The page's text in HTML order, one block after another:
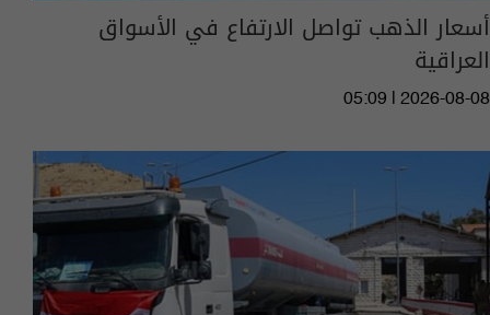
أسعار الذهب تواصل الارتفاع في الأسواق
العراقية
05:09 | 2026-08-08